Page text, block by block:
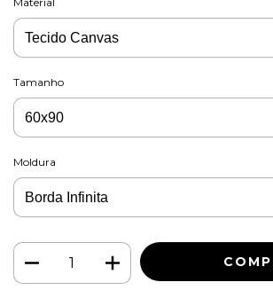
Tamanho
Moldura